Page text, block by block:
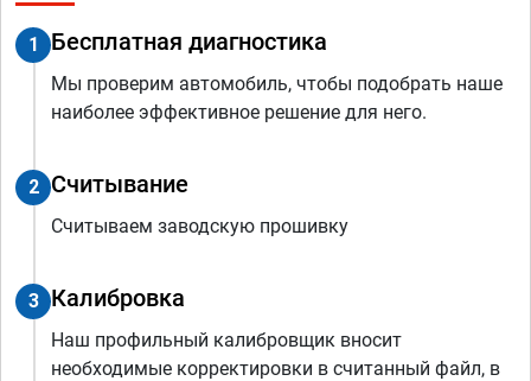
1 Бесплатная диагностика
Мы проверим автомобиль, чтобы подобрать наше
наиболее эффективное решение для него.
2 Считывание
Считываем заводскую прошивку
3 Калибровка
Наш профильный калибровщик вносит
необходимые корректировки в считанный файл, в